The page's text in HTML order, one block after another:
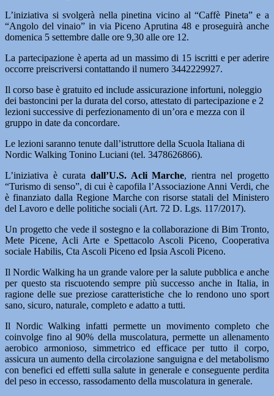
L’iniziativa si svolgerà nella pinetina vicino al “Caffè Pineta” e a
“Angolo del vinaio” in via Piceno Aprutina 48 e proseguirà anche
domenica 5 settembre dalle ore 9,30 alle ore 12.
La partecipazione è aperta ad un massimo di 15 iscritti e per aderire
occorre preiscriversi contattando il numero 3442229927.
Il corso base è gratuito ed include assicurazione infortuni, noleggio
dei bastoncini per la durata del corso, attestato di partecipazione e 2
lezioni successive di perfezionamento di un’ora e mezza con il
gruppo in date da concordare.
Le lezioni saranno tenute dall’istruttore della Scuola Italiana di
Nordic Walking Tonino Luciani (tel. 3478626866).
L’iniziativa è curata dall’U.S. Acli Marche, rientra nel progetto
“Turismo di senso”, di cui è capofila l’Associazione Anni Verdi, che
è finanziato dalla Regione Marche con risorse statali del Ministero
del Lavoro e delle politiche sociali (Art. 72 D. Lgs. 117/2017).
Un progetto che vede il sostegno e la collaborazione di Bim Tronto,
Mete Picene, Acli Arte e Spettacolo Ascoli Piceno, Cooperativa
sociale Habilis, Cta Ascoli Piceno ed Ipsia Ascoli Piceno.
Il Nordic Walking ha un grande valore per la salute pubblica e anche
per questo sta riscuotendo sempre più successo anche in Italia, in
ragione delle sue preziose caratteristiche che lo rendono uno sport
sano, sicuro, naturale, completo e adatto a tutti.
Il Nordic Walking infatti permette un movimento completo che
coinvolge fino al 90% della muscolatura, permette un allenamento
aerobico armonioso, simmetrico ed efficace per tutto il corpo,
assicura un aumento della circolazione sanguigna e del metabolismo
con benefici ed effetti sulla salute in generale e conseguente perdita
del peso in eccesso, rassodamento della muscolatura in generale.